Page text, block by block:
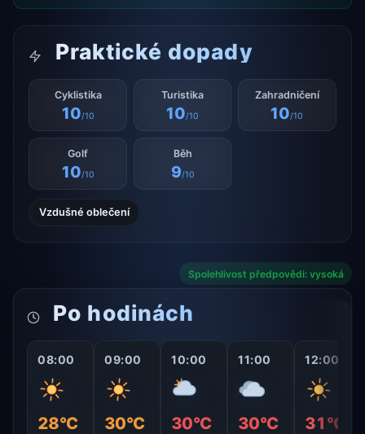
Praktické dopady
Cyklistika
10/10
Turistika
10/10
Zahradničení
10/10
Golf
10/10
Běh
9/10
Vzdušné oblečení
Spolehlivost předpovědi: vysoká
Po hodinách
08:00
28°C
09:00
30°C
10:00
30°C
11:00
30°C
12:00
31°C